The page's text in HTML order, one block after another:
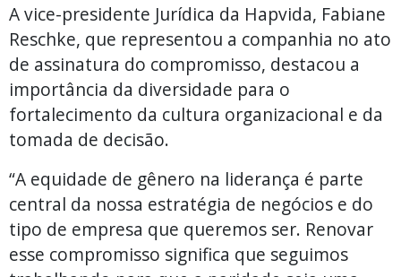
A vice-presidente Jurídica da Hapvida, Fabiane
Reschke, que representou a companhia no ato
de assinatura do compromisso, destacou a
importância da diversidade para o
fortalecimento da cultura organizacional e da
tomada de decisão.
“A equidade de gênero na liderança é parte
central da nossa estratégia de negócios e do
tipo de empresa que queremos ser. Renovar
esse compromisso significa que seguimos